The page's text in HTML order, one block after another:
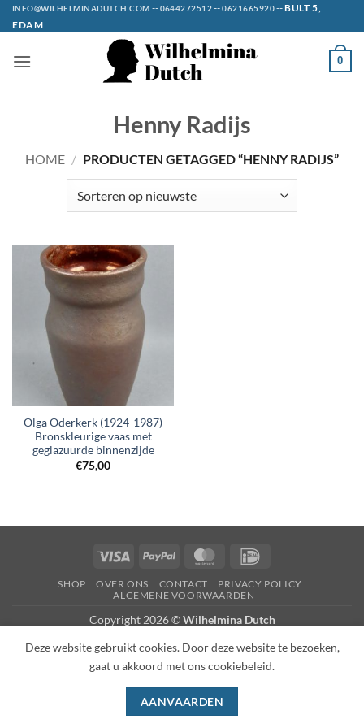
Ga
naar
INFO@WILHELMINADUTCH.COM --0644272512--0621665920--BULT 5,
EDAM
0
Henny Radijs
HOME / PRODUCTEN GETAGGED “HENNY RADIJS”
Olga Oderkerk (1924-1987)
Bronskleurige vaas met
geglazuurde binnenzijde
€75,00
Visa PayPal MasterCard
SHOP OVER ONS CONTACT
PRIVACY POLICY
ALGEMENE VOORWAARDEN
Copyright 2026 ©Wilhelmina Dutch
Deze website gebruikt cookies. Door deze website te bezoeken,
gaat u akkoord met ons cookiebeleid.
AANVAARDEN